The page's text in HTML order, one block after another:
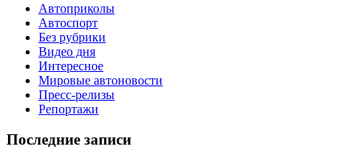
Автоприколы
Автоспорт
Без рубрики
Видео дня
Интересное
Мировые автоновости
Пресс-релизы
Репортажи
Последние записи